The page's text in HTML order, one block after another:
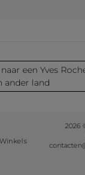
een Yves
ander land
Winkels
2026